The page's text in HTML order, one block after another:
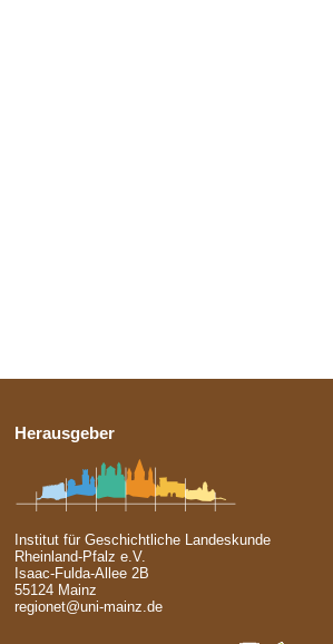
Herausgeber
Institut für Geschichtliche Landeskunde
Rheinland-Pfalz e.V.
Isaac-Fulda-Allee 2B
55124 Mainz
regionet@uni-mainz.de